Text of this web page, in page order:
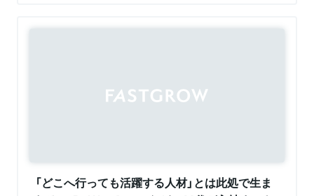
「どこへ行っても活躍する人材」とは此処で生ま